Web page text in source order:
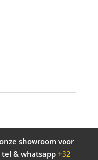
showroom voor
tel & whatsapp+32